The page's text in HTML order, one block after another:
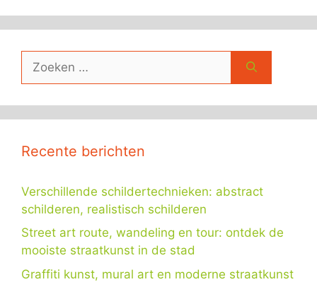
naar:
Recente berichten
Verschillende schildertechnieken: abstract
schilderen, realistisch schilderen
Street art route, wandeling en tour: ontdek de
mooiste straatkunst in de stad
Graffiti kunst, mural art en moderne straatkunst